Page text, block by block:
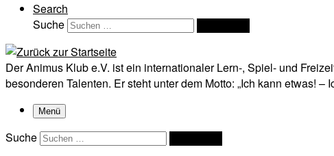
Search
Suche
Der Animus Klub e.V. ist ein internationaler Lern-, Spiel- und
besonderen Talenten. Er steht unter dem Motto: „Ich kann etwas! –
Menü
Suche